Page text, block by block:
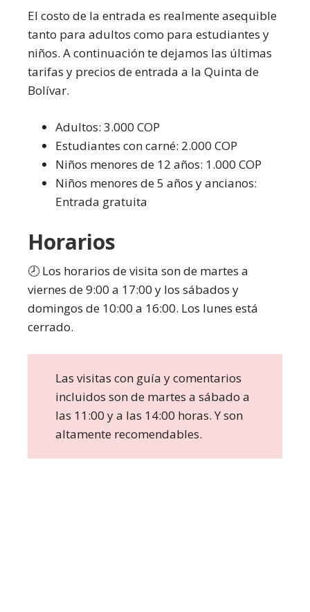
El costo de la entrada es realmente asequible
tanto para adultos como para estudiantes y
niños. A continuación te dejamos las últimas
tarifas y precios de entrada a la Quinta de
Bolívar.
Adultos: 3.000 COP
Estudiantes con carné: 2.000 COP
Niños menores de 12 años: 1.000 COP
Niños menores de 5 años y ancianos:
Entrada gratuita
Horarios
🕗 Los horarios de visita son de martes a
viernes de 9:00 a 17:00 y los sábados y
domingos de 10:00 a 16:00. Los lunes está
cerrado.
Las visitas con guía y comentarios
incluidos son de martes a sábado a
las 11:00 y a las 14:00 horas. Y son
altamente recomendables.